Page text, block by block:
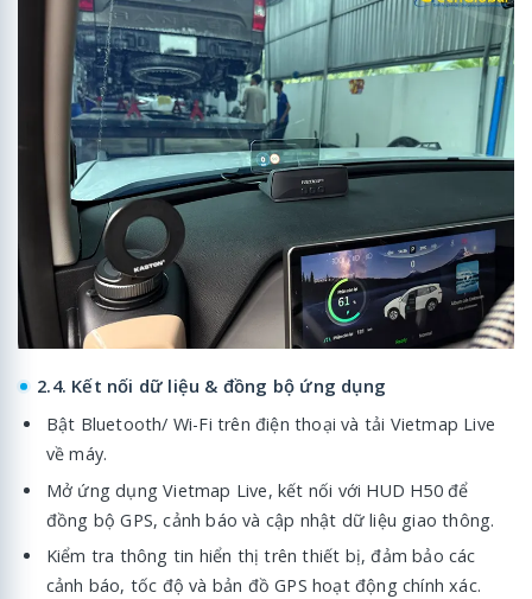
2.4. Kết nối dữ liệu & đồng bộ ứng dụng
Bật Bluetooth/ Wi-Fi trên điện thoại và tải Vietmap Live
về máy.
Mở ứng dụng Vietmap Live, kết nối với HUD H50 để
đồng bộ GPS, cảnh báo và cập nhật dữ liệu giao thông.
Kiểm tra thông tin hiển thị trên thiết bị, đảm bảo các
cảnh báo, tốc độ và bản đồ GPS hoạt động chính xác.